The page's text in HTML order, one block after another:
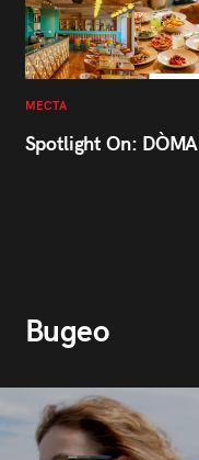
МЕСТА
Spotlight On: DÒMA
Видео